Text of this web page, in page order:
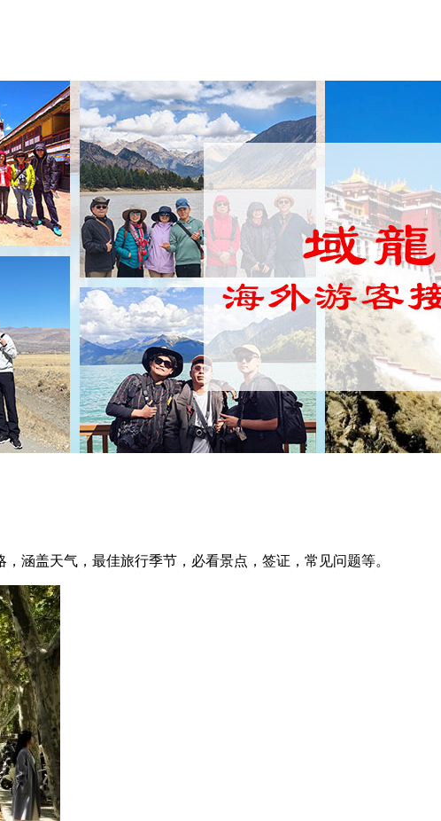
涵盖天气，最佳旅行季节，必看景点，签证，常见问题等。